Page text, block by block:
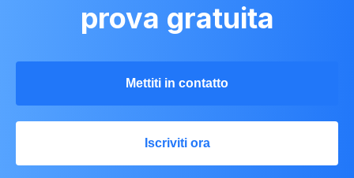
prova gratuita
Mettiti in contatto
Iscriviti ora